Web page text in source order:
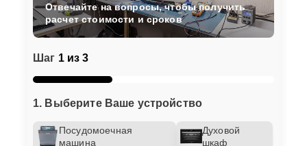
Шаг 1 из 3
1. Выберите Ваше устройство
Посудомоечная
машина
Духовой
шкаф
Отвечайте на вопросы, чтобы получить
расчет стоимости и сроков